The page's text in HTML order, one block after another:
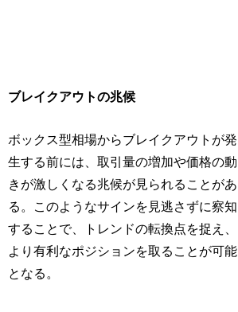
ブレイクアウトの兆候
ボックス型相場からブレイクアウトが発
生する前には、取引量の増加や価格の動
きが激しくなる兆候が見られることがあ
る。このようなサインを見逃さずに察知
することで、トレンドの転換点を捉え、
より有利なポジションを取ることが可能
となる。